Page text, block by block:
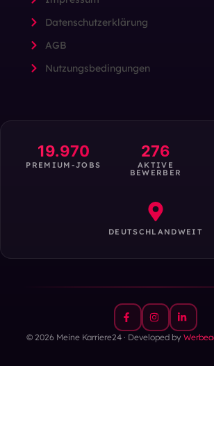
Datenschutzerklärung
AGB
Nutzungsbedingungen
19.970
PREMIUM-JOBS
276
AKTIVE
BEWERBER
DEUTSCHLANDWEIT
© 2026 Meine Karriere24 · Developed by